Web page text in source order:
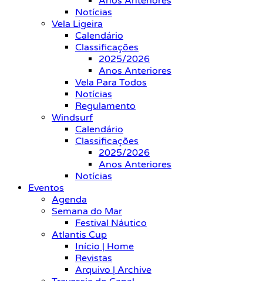
Notícias
Vela Ligeira
Calendário
Classificações
2025/2026
Anos Anteriores
Vela Para Todos
Notícias
Regulamento
Windsurf
Calendário
Classificações
2025/2026
Anos Anteriores
Notícias
Eventos
Agenda
Semana do Mar
Festival Náutico
Atlantis Cup
Início | Home
Revistas
Arquivo | Archive